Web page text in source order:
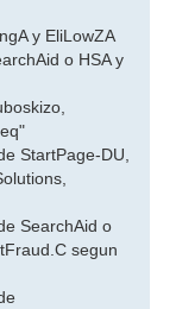
y EliLowZA
o HSA y
StartPage-DU,
SearchAid o
segun